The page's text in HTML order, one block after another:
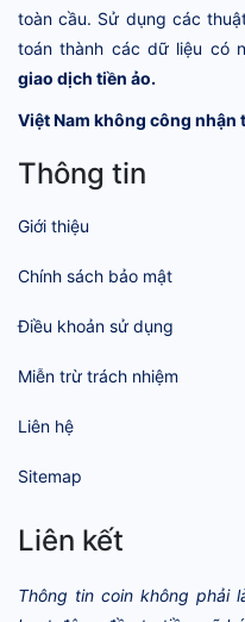
toàn cầu. Sử dụng các
toán thành các dữ liệu có
giao dịch tiền ảo.
Việt Nam không công
Thông tin
Giới thiệu
Chính sách bảo mật
Điều khoản sử dụng
Miễn trừ trách nhiệm
Liên hệ
Sitemap
Liên kết
Thông tin coin không phải